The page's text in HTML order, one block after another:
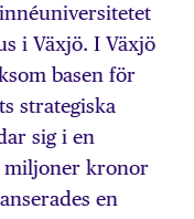
i Växjö. I Växjö
basen för
strategiska
sig i en
miljoner kronor
en